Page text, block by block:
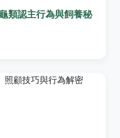
類認主行為與飼養秘